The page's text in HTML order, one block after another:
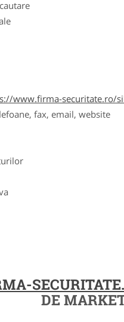
www.firma-securitate.ro/
fax, email, website
DE